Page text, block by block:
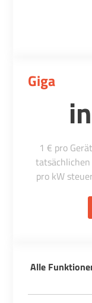
Giga
1 € pro
pro kW
Alle